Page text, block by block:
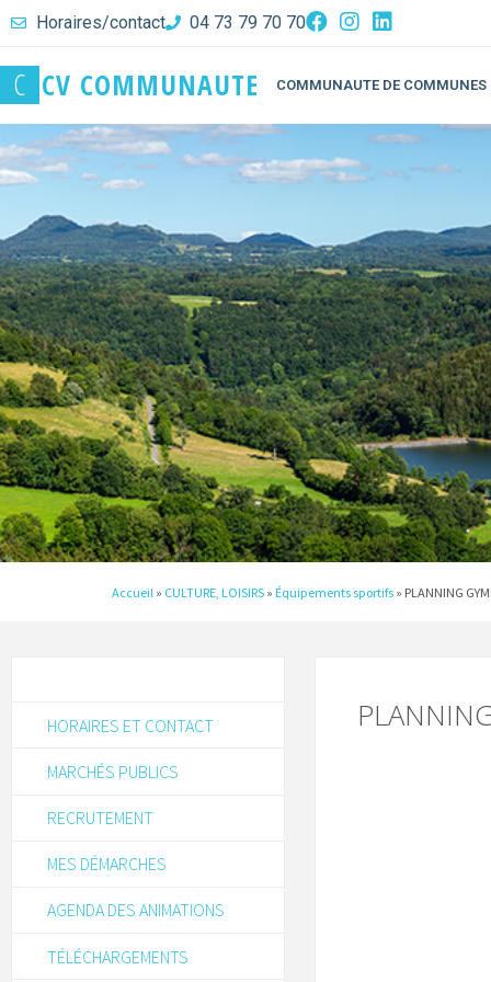
Horaires/contact 04 73 79 70 70
C CV COMMUNAUTE COMMUNAUTE DE COMMUNES
Accueil » CULTURE, LOISIRS » Équipements sportifs » PLANNING
HORAIRES ET CONTACT
MARCHÉS PUBLICS
RECRUTEMENT
MES DÉMARCHES
AGENDA DES ANIMATIONS
TÉLÉCHARGEMENTS